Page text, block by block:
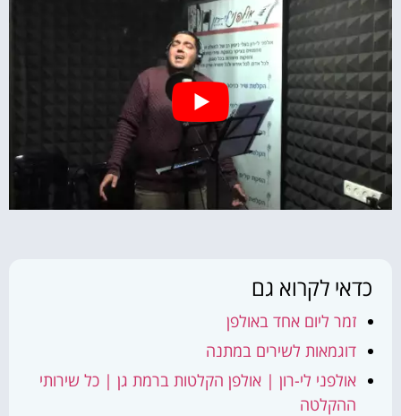
כדאי לקרוא גם
זמר ליום אחד באולפן
דוגמאות לשירים במתנה
אולפני לי-רון | אולפן הקלטות ברמת גן | כל שירותי
ההקלטה